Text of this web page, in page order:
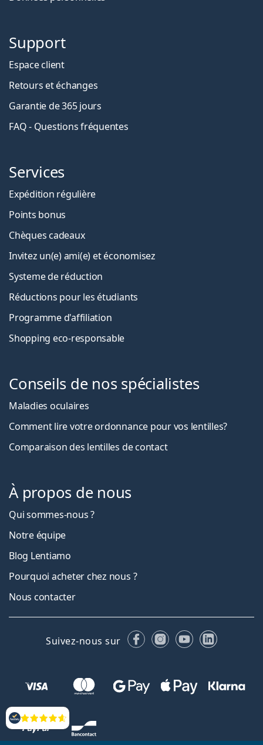
Évaluation
Support
Espace client
Retours et échanges
Garantie de 365 jours
FAQ - Questions fréquentes
Services
Expédition régulière
Points bonus
Chèques cadeaux
Invitez un(e) ami(e) et économisez
Systeme de réduction
Réductions pour les étudiants
Programme d'affiliation
Shopping eco-responsable
Conseils de nos spécialistes
Maladies oculaires
Comment lire votre ordonnance pour vos lentilles?
Comparaison des lentilles de contact
À propos de nous
Qui sommes-nous ?
Notre équipe
Blog Lentiamo
Pourquoi acheter chez nous ?
Nous contacter
Suivez-nous sur FacebookInstagram
YouTubeLinkedIn